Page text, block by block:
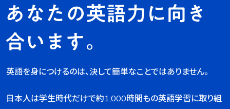
英語を身につけるのは、決して簡単なことではありません。
日本人は学生時代だけで約1,000時間もの英語学習に取り組